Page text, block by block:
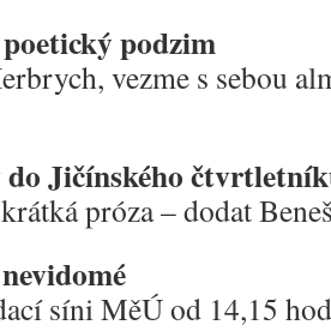
podzim
vezme s sebou
do Jičínského
próza – dodat
síni MěÚ od 14,15